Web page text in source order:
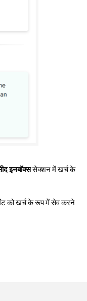
इनबॉक्ससेक्शन में खर्च के
को खर्च के रूप में सेव करने